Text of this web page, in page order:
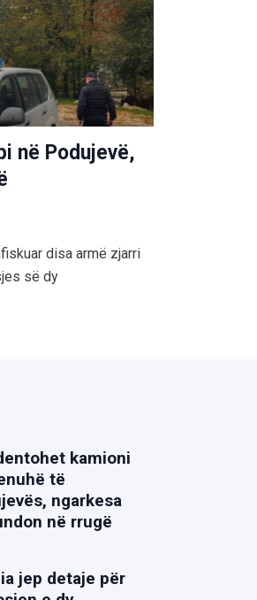
në Podujevë,
disa armë zjarri
së dy
kamioni
të
ngarkesa
në rrugë
jep detaje për